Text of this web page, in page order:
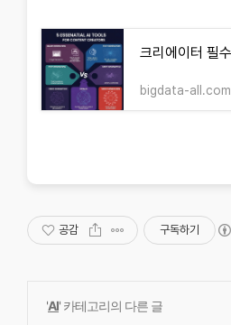
bigdata-all.com
공감 구독하기
'AI' 카테고리의 다른 글